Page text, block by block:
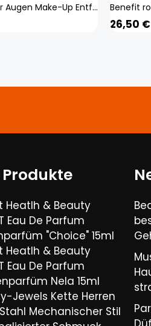
Matas Beauty Natur Augen Make-Up Entferner, 125ml
26,50 €
Heatlh & Beauty
Eau De Parfum
"Choice" 15ml
Heatlh & Beauty
Eau De Parfum
Nela 15ml
Jewels Kette Herren
Mechanischer Stil